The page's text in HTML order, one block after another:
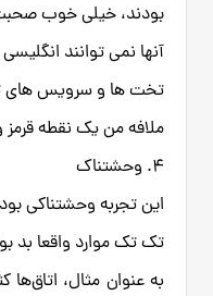
بودند، خیلی خوب
آنها نمی توانند
تخت ها و سرویس های
ملافه من یک نقطه
4. وحشتناک
این تجربه وحشتناکی
تک تک موارد واقعا بد
به عنوان مثال،